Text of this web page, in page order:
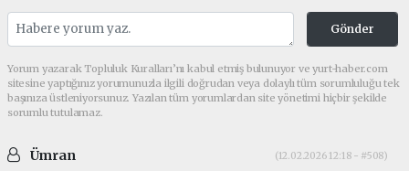
Gönder
Yorum yazarak Topluluk Kuralları’nı kabul etmiş bulunuyor ve yurt-haber.com
sitesine yaptığınız yorumunuzla ilgili doğrudan veya dolaylı tüm sorumluluğu tek
başınıza üstleniyorsunuz. Yazılan tüm yorumlardan site yönetimi hiçbir şekilde
sorumlu tutulamaz.
Ümran (12.02.2026 12:18 - #508)